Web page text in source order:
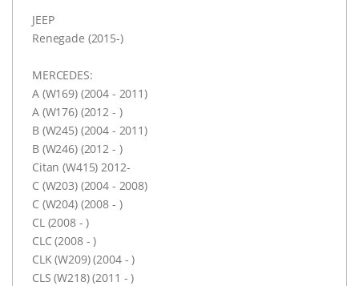
JEEP
Renegade (2015-)
MERCEDES:
A (W169) (2004 - 2011)
A (W176) (2012 - )
B (W245) (2004 - 2011)
B (W246) (2012 - )
Citan (W415) 2012-
C (W203) (2004 - 2008)
C (W204) (2008 - )
CL (2008 - )
CLC (2008 - )
CLK (W209) (2004 - )
CLS (W218) (2011 - )